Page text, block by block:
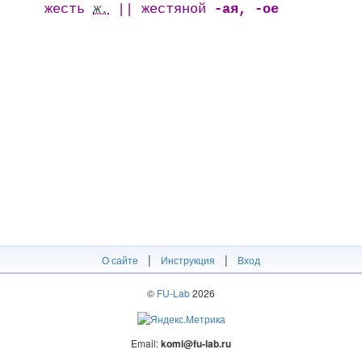
жестьж. || жестяной -ая, -ое
О сайте | Инструкция | Вход
© FU-Lab2026
Email:komi@fu-lab.ru